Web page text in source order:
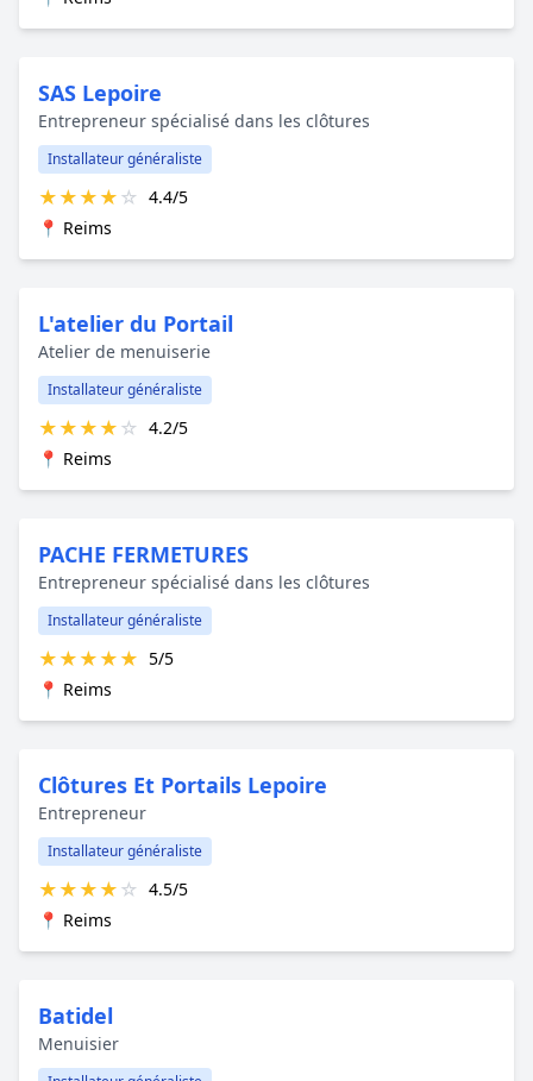
SAS Lepoire
Entrepreneur spécialisé dans les clôtures
Installateur généraliste
★★★★☆ 4.4/5
📍 Reims
L'atelier du Portail
Atelier de menuiserie
Installateur généraliste
★★★★☆ 4.2/5
📍 Reims
PACHE FERMETURES
Entrepreneur spécialisé dans les clôtures
Installateur généraliste
★★★★★ 5/5
📍 Reims
Clôtures Et Portails Lepoire
Entrepreneur
Installateur généraliste
★★★★☆ 4.5/5
📍 Reims
Batidel
Menuisier